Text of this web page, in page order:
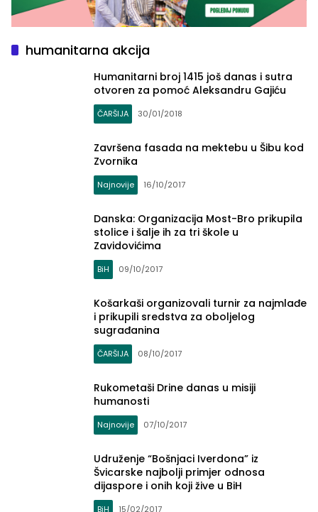
humanitarna akcija
Humanitarni broj 1415 još danas i sutra
otvoren za pomoć Aleksandru Gajiću
ČARŠIJA 30/01/2018
Završena fasada na mektebu u Šibu kod
Zvornika
Najnovije 16/10/2017
Danska: Organizacija Most-Bro prikupila
stolice i šalje ih za tri škole u
Zavidovićima
BiH 09/10/2017
Košarkaši organizovali turnir za najmlađe
i prikupili sredstva za oboljelog
sugrađanina
ČARŠIJA 08/10/2017
Rukometaši Drine danas u misiji
humanosti
Najnovije 07/10/2017
Udruženje “Bošnjaci Iverdona” iz
Švicarske najbolji primjer odnosa
dijaspore i onih koji žive u BiH
BiH 15/02/2017